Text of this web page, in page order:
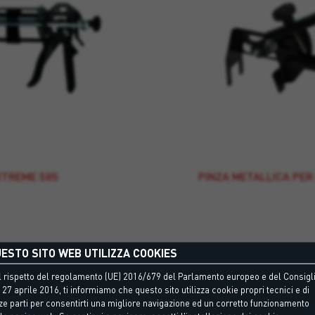
585 PINZA METALLICA
SITO WEB UTILIZZA COOKIES
rispetto del regolamento (UE) 2016/679 del Parlamento europeo e del
27 aprile 2016, ti informiamo che questo sito utilizza cookie propri tecnici e di
parti per consentirti una migliore navigazione ed un corretto funzionamento